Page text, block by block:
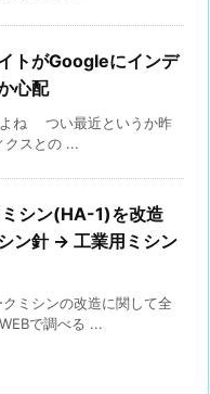
トがGoogleにインデ
心配
よね つい最近というか昨
クスとの ...
シン(HA-1)を改造
ン針 → 工業用ミシン
ミシンの改造に関して全
で調べる ...